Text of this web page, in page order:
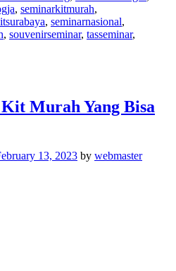
, seminarkitmurah,
, seminarnasional,
, souvenirseminar, tasseminar,
Murah Yang Bisa
13, 2023 by webmaster